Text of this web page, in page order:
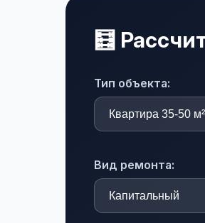
🧮
Тип объекта:
Вид ремонта: